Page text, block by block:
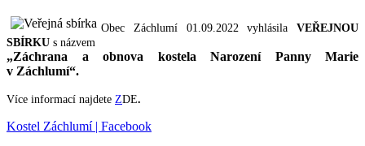
Obec Záchlumí 01.09.2022 vyhlásila VEŘEJNOU
SBÍRKU s názvem
„Záchrana a obnova kostela Narození Panny Marie
v Záchlumí“.
Více informací najdete ZDE.
Kostel Záchlumí | Facebook